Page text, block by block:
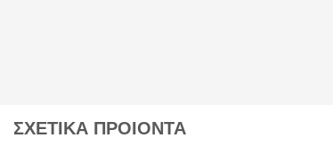
ΣΧΕΤΙΚΑ ΠΡΟΙΟΝΤΑ